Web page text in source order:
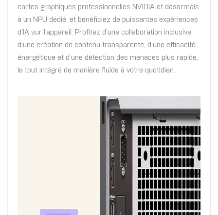
cartes graphiques professionnelles NVIDIA et désormais
à un NPU dédié, et bénéficiez de puissantes expériences
d’IA sur l’appareil. Profitez d’une collaboration inclusive,
d’une création de contenu transparente, d’une efficacité
énergétique et d’une détection des menaces plus rapide,
le tout intégré de manière fluide à votre quotidien.